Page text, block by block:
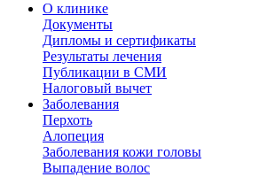
О клинике
Документы
Дипломы и сертификаты
Результаты лечения
Публикации в СМИ
Налоговый вычет
Заболевания
Перхоть
Алопеция
Заболевания кожи головы
Выпадение волос